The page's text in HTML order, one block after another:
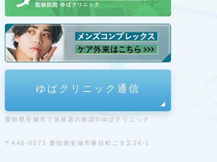
ゆばクリニック通信
愛知県安城市で泌尿器の相談©ゆばクリニック
〒446-0073 愛知県安城市篠目町二タ又24-1